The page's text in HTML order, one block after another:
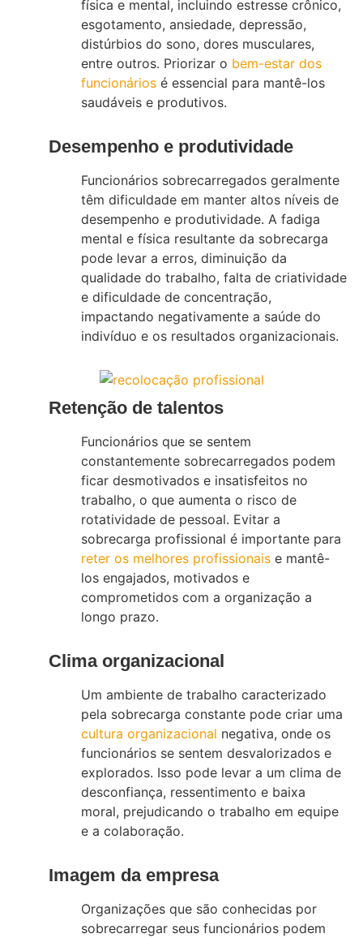
física e mental, incluindo estresse crônico,
esgotamento, ansiedade, depressão,
distúrbios do sono, dores musculares,
entre outros. Priorizar o bem-estar dos
funcionários é essencial para mantê-los
saudáveis e produtivos.
Desempenho e produtividade
Funcionários sobrecarregados geralmente
têm dificuldade em manter altos níveis de
desempenho e produtividade. A fadiga
mental e física resultante da sobrecarga
pode levar a erros, diminuição da
qualidade do trabalho, falta de criatividade
e dificuldade de concentração,
impactando negativamente a saúde do
indivíduo e os resultados organizacionais.
Retenção de talentos
Funcionários que se sentem
constantemente sobrecarregados podem
ficar desmotivados e insatisfeitos no
trabalho, o que aumenta o risco de
rotatividade de pessoal. Evitar a
sobrecarga profissional é importante para
reter os melhores profissionais e mantê-
los engajados, motivados e
comprometidos com a organização a
longo prazo.
Clima organizacional
Um ambiente de trabalho caracterizado
pela sobrecarga constante pode criar uma
cultura organizacional negativa, onde os
funcionários se sentem desvalorizados e
explorados. Isso pode levar a um clima de
desconfiança, ressentimento e baixa
moral, prejudicando o trabalho em equipe
e a colaboração.
Imagem da empresa
Organizações que são conhecidas por
sobrecarregar seus funcionários podem